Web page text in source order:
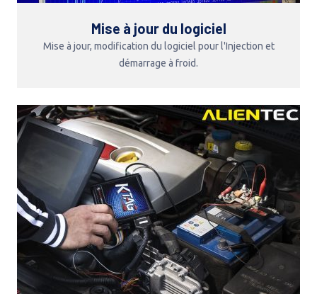
Mise à jour du logiciel
Mise à jour, modification du logiciel pour l'Injection et
démarrage à froid.